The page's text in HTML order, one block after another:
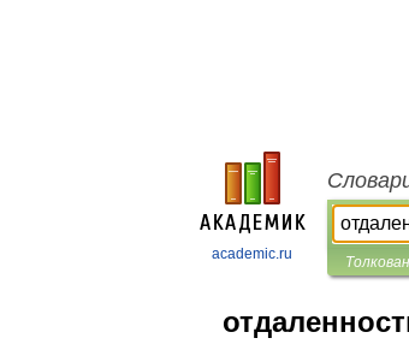
academic.ru